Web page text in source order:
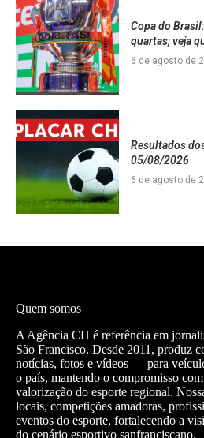
Copa do
quartas; veja
6 de agosto de
Resultados
05/08/2026
6 de agosto de
Quem somos
A Agência CH é referência em
São Francisco. Desde 2011, produz
notícias, fotos e vídeos — para
o país, mantendo o compromisso
valorização do esporte regional.
locais, competições amadoras,
eventos do esporte, fortalecendo a
do cenário esportivo sanfranciscano.